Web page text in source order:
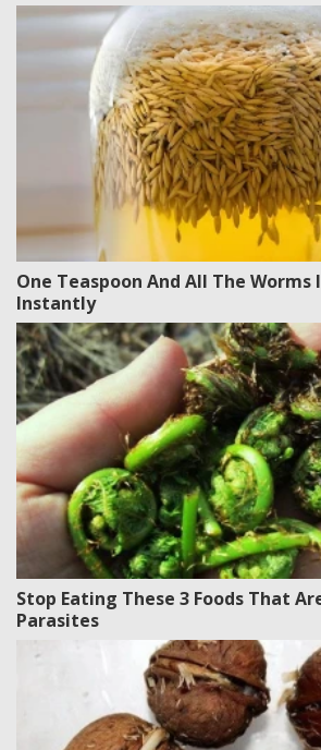
One Teaspoon And All The Worms
Instantly
Stop Eating These 3 Foods That
Parasites